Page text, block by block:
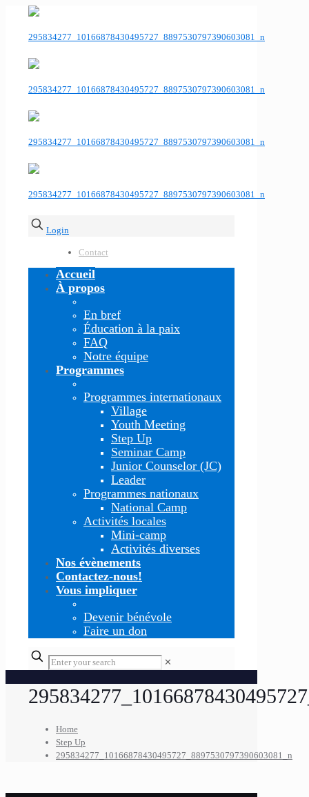
Login
Contact
Accueil
À propos
En bref
Éducation à la paix
FAQ
Notre équipe
Programmes
Programmes internationaux
Village
Youth Meeting
Step Up
Seminar Camp
Junior Counselor (JC)
Leader
Programmes nationaux
National Camp
Activités locales
Mini-camp
Activités diverses
Nos évènements
Contactez-nous!
Vous impliquer
Devenir bénévole
Faire un don
✕
Home
Step Up
295834277_10166878430495727_8897530797390603081_n